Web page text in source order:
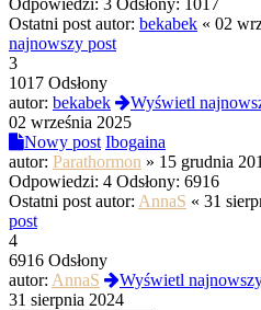
Ostatni post autor: bekabek « 02
najnowszy post
3
1017 Odsłony
autor: bekabek
Wyświetl
02 września 2025
Nowy post Ibogaina
autor: Parathormon » 15 grudnia
Odpowiedzi: 4 Odsłony: 6916
Ostatni post autor: AnnaS « 31
post
4
6916 Odsłony
autor: AnnaS
Wyświetl
31 sierpnia 2024